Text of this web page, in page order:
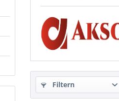
Filtern